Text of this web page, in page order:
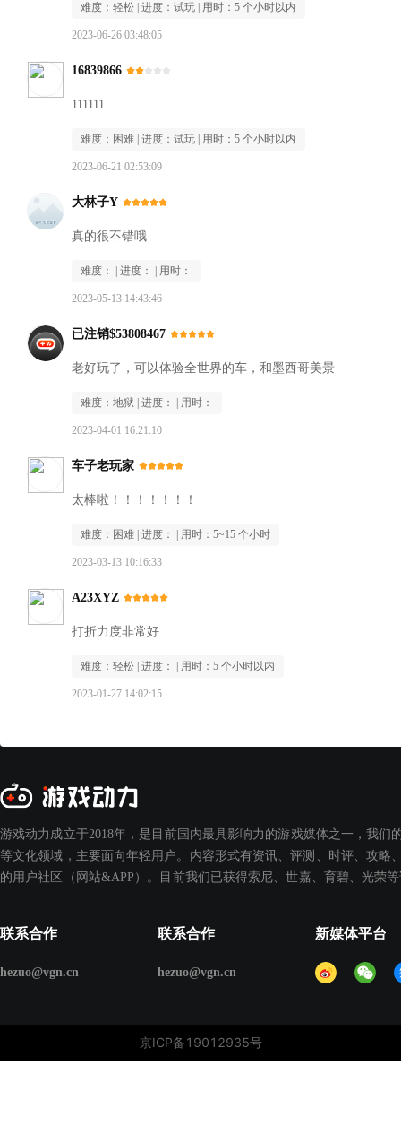
难度： 轻松 | 进度： 试玩 | 用时： 5 个小时以内
2023-06-26 03:48:05
16839866
111111
难度： 困难 | 进度： 试玩 | 用时： 5 个小时以内
2023-06-21 02:53:09
大林子Y
真的很不错哦
难度： | 进度： | 用时：
2023-05-13 14:43:46
已注销$53808467
老好玩了，可以体验全世界的车，和墨西哥美景
难度： 地狱 | 进度： | 用时：
2023-04-01 16:21:10
车子老玩家
太棒啦！！！！！！！
难度： 困难 | 进度： | 用时： 5~15 个小时
2023-03-13 10:16:33
A23XYZ
打折力度非常好
难度： 轻松 | 进度： | 用时： 5 个小时以内
2023-01-27 14:02:15
游戏动力成立于2018年，是目前国内最具影响力的游戏媒体之一，我们
等文化领域，主要面向年轻用户。内容形式有资讯、评测、时评、攻
的用户社区（网站&APP）。目前我们已获得索尼、世嘉、育碧、光荣
联系合作
hezuo@vgn.cn
联系合作
hezuo@vgn.cn
新媒体平台
京ICP备19012935号